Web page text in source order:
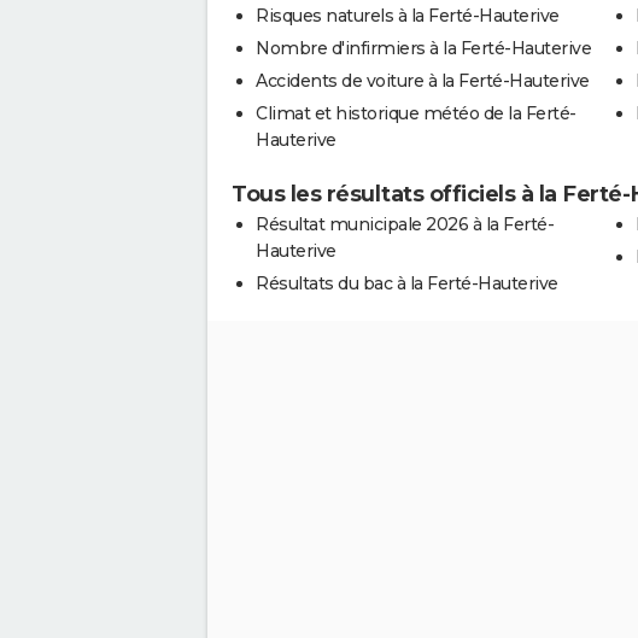
Risques naturels à la Ferté-Hauterive
Nombre d'infirmiers à la Ferté-Hauterive
Accidents de voiture à la Ferté-Hauterive
Climat et historique météo de la Ferté-
Hauterive
Tous les résultats officiels à la
Résultat municipale 2026 à la Ferté-
Hauterive
Résultats du bac à la Ferté-Hauterive